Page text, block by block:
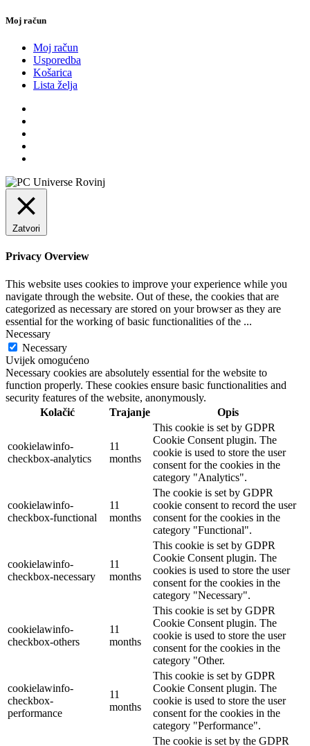
Moj račun
Moj račun
Usporedba
Košarica
Lista želja
Zatvori
Privacy Overview
This website uses cookies to improve your experience while you
navigate through the website. Out of these, the cookies that are
categorized as necessary are stored on your browser as they are
essential for the working of basic functionalities of the ...
Necessary
Necessary
Uvijek omogućeno
Necessary cookies are absolutely essential for the website to
function properly. These cookies ensure basic functionalities and
security features of the website, anonymously.
Kolačić
Trajanje Opis
cookielawinfo-
checkbox-analytics
11
months
This cookie is set by GDPR
Cookie Consent plugin. The
cookie is used to store the user
consent for the cookies in the
category "Analytics".
cookielawinfo-
checkbox-functional
11
months
The cookie is set by GDPR
cookie consent to record the user
consent for the cookies in the
category "Functional".
cookielawinfo-
checkbox-necessary
11
months
This cookie is set by GDPR
Cookie Consent plugin. The
cookies is used to store the user
consent for the cookies in the
category "Necessary".
cookielawinfo-
checkbox-others
11
months
This cookie is set by GDPR
Cookie Consent plugin. The
cookie is used to store the user
consent for the cookies in the
category "Other.
cookielawinfo-
checkbox-
performance
11
months
This cookie is set by GDPR
Cookie Consent plugin. The
cookie is used to store the user
consent for the cookies in the
category "Performance".
The cookie is set by the GDPR